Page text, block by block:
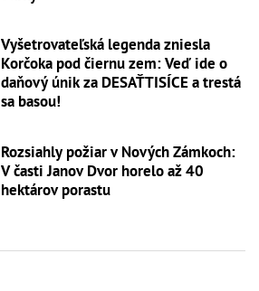
Vyšetrovateľská legenda zniesla
Korčoka pod čiernu zem: Veď ide o
daňový únik za DESAŤTISÍCE a trestá
sa basou!
Rozsiahly požiar v Nových Zámkoch:
V časti Janov Dvor horelo až 40
hektárov porastu